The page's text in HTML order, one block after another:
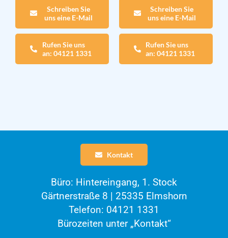
Schreiben Sie
uns eine E-Mail
Rufen Sie uns
an: 04121 1331
Schreiben Sie
uns eine E-Mail
Rufen Sie uns
an: 04121 1331
Kontakt
Büro: Hintereingang, 1. Stock
Gärtnerstraße 8 | 25335 Elmshorn
Telefon: 04121 1331
Bürozeiten unter „Kontakt“